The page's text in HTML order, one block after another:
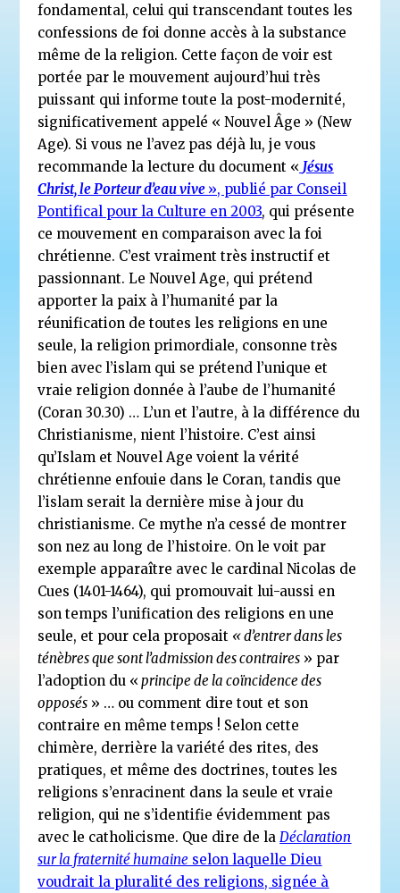
fondamental, celui qui transcendant toutes les
confessions de foi donne accès à la substance
même de la religion. Cette façon de voir est
portée par le mouvement aujourd’hui très
puissant qui informe toute la post-modernité,
significativement appelé « Nouvel Âge » (New
Age). Si vous ne l’avez pas déjà lu, je vous
recommande la lecture du document « Jésus
Christ, le Porteur d’eau vive », publié par Conseil
Pontifical pour la Culture en 2003, qui présente
ce mouvement en comparaison avec la foi
chrétienne. C’est vraiment très instructif et
passionnant. Le Nouvel Age, qui prétend
apporter la paix à l’humanité par la
réunification de toutes les religions en une
seule, la religion primordiale, consonne très
bien avec l’islam qui se prétend l’unique et
vraie religion donnée à l’aube de l’humanité
(Coran 30.30) … L’un et l’autre, à la différence du
Christianisme, nient l’histoire. C’est ainsi
qu’Islam et Nouvel Age voient la vérité
chrétienne enfouie dans le Coran, tandis que
l’islam serait la dernière mise à jour du
christianisme. Ce mythe n’a cessé de montrer
son nez au long de l’histoire. On le voit par
exemple apparaître avec le cardinal Nicolas de
Cues (1401-1464), qui promouvait lui-aussi en
son temps l’unification des religions en une
seule, et pour cela proposait « d’entrer dans les
ténèbres que sont l’admission des contraires » par
l’adoption du « principe de la coïncidence des
opposés » … ou comment dire tout et son
contraire en même temps ! Selon cette
chimère, derrière la variété des rites, des
pratiques, et même des doctrines, toutes les
religions s’enracinent dans la seule et vraie
religion, qui ne s’identifie évidemment pas
avec le catholicisme. Que dire de la Déclaration
sur la fraternité humaine selon laquelle Dieu
voudrait la pluralité des religions, signée à